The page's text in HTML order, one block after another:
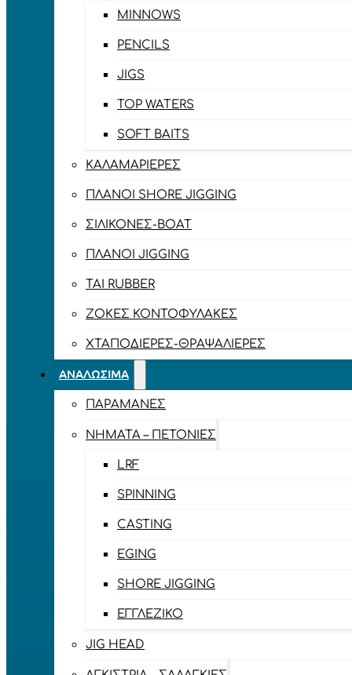
MINNOWS
PENCILS
JIGS
TOP WATERS
SOFT BAITS
ΚΑΛΑΜΑΡΙΈΡΕΣ
ΠΛΆΝΟΙ SHORE JIGGING
ΣΙΛΙΚΌΝΕΣ-BOAT
ΠΛΆΝΟΙ JIGGING
TAI RUBBER
ΖΌΚΕΣ ΚΟΝΤΟΦΎΛΑΚΕΣ
ΧΤΑΠΟΔΙΈΡΕΣ-ΘΡΑΨΑΛΙΈΡΕΣ
ΑΝΑΛΏΣΙΜΑ
ΠΑΡΑΜΆΝΕΣ
ΝΉΜΑΤΑ – ΠΕΤΟΝΙΈΣ
LRF
SPINNING
CASTING
EGING
SHORE JIGGING
ΕΓΓΛΈΖΙΚΟ
JIG HEAD